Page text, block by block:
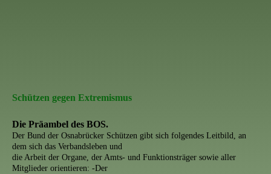
Schützen gegen Extremismus
Die Präambel des BOS.
Der Bund der Osnabrücker Schützen gibt sich folgendes Leitbild, an
dem sich das Verbandsleben und
die Arbeit der Organe, der Amts- und Funktionsträger sowie aller
Mitglieder orientieren: -Der